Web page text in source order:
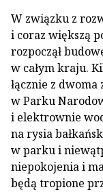
W związku z
i coraz większą
rozpoczął
w całym kraju.
łącznie z
w Parku
i elektrownie
na rysia
w parku i
niepokojenia i
będą tropione